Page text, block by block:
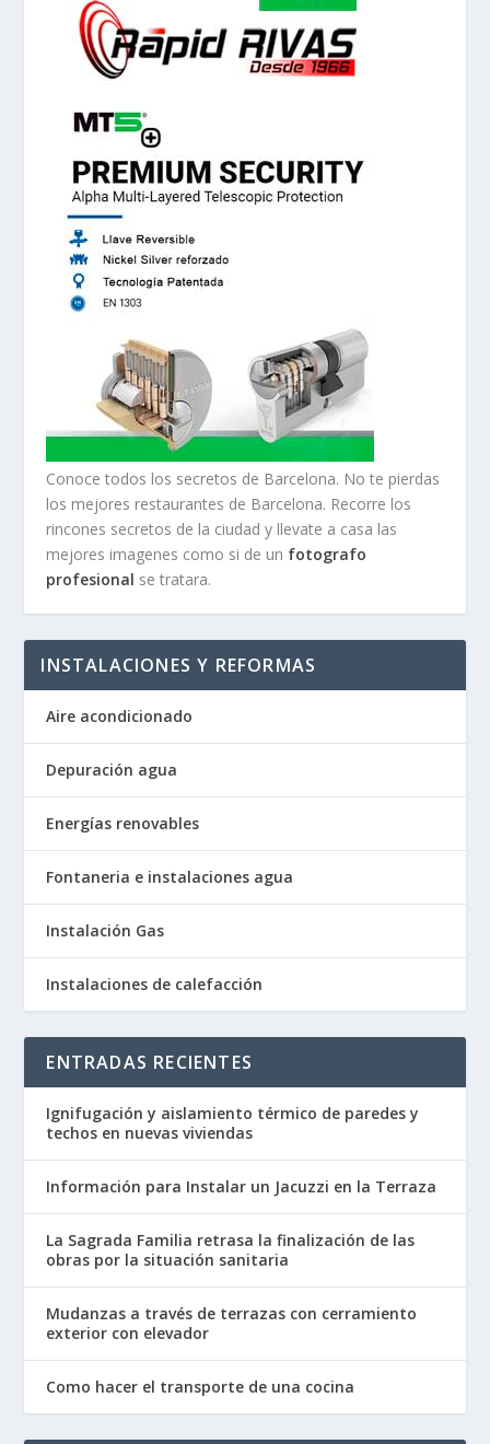
Conoce todos los secretos de Barcelona. No te pierdas
los mejores restaurantes de Barcelona. Recorre los
rincones secretos de la ciudad y llevate a casa las
mejores imagenes como si de un fotografo
profesional se tratara.
INSTALACIONES Y REFORMAS
Aire acondicionado
Depuración agua
Energías renovables
Fontaneria e instalaciones agua
Instalación Gas
Instalaciones de calefacción
ENTRADAS RECIENTES
Ignifugación y aislamiento térmico de paredes y
techos en nuevas viviendas
Información para Instalar un Jacuzzi en la Terraza
La Sagrada Familia retrasa la finalización de las
obras por la situación sanitaria
Mudanzas a través de terrazas con cerramiento
exterior con elevador
Como hacer el transporte de una cocina